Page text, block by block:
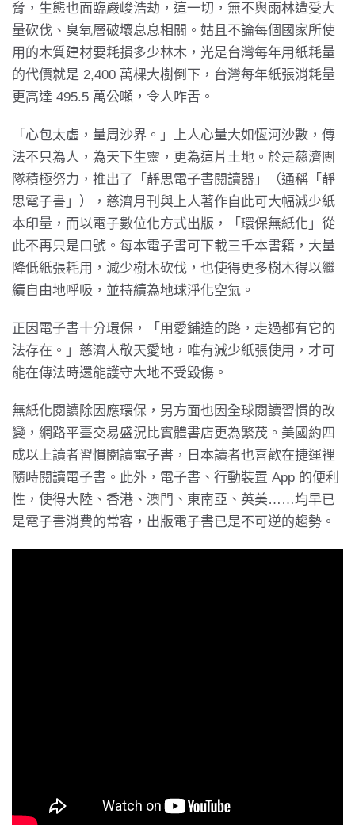
脅，生態也面臨嚴峻浩劫，這一切，無不與雨林遭受大
量砍伐、臭氧層破壞息息相關。姑且不論每個國家所使
用的木質建材要耗損多少林木，光是台灣每年用紙耗量
的代價就是 2,400 萬棵大樹倒下，台灣每年紙張消耗量
更高達 495.5 萬公噸，令人咋舌。
「心包太虛，量周沙界。」上人心量大如恆河沙數，傳
法不只為人，為天下生靈，更為這片土地。於是慈濟團
隊積極努力，推出了「靜思電子書閱讀器」（通稱「靜
思電子書」），慈濟月刊與上人著作自此可大幅減少紙
本印量，而以電子數位化方式出版，「環保無紙化」從
此不再只是口號。每本電子書可下載三千本書籍，大量
降低紙張耗用，減少樹木砍伐，也使得更多樹木得以繼
續自由地呼吸，並持續為地球淨化空氣。
正因電子書十分環保，「用愛鋪造的路，走過都有它的
法存在。」慈濟人敬天愛地，唯有減少紙張使用，才可
能在傳法時還能護守大地不受毀傷。
無紙化閱讀除因應環保，另方面也因全球閱讀習慣的改
變，網路平臺交易盛況比實體書店更為繁茂。美國約四
成以上讀者習慣閱讀電子書，日本讀者也喜歡在捷運裡
隨時閱讀電子書。此外，電子書、行動裝置 App 的便利
性，使得大陸、香港、澳門、東南亞、英美……均早已
是電子書消費的常客，出版電子書已是不可逆的趨勢。